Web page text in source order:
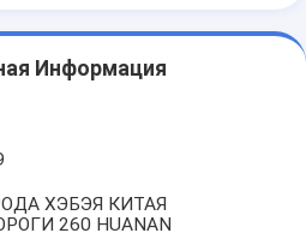
Информация
ХЭБЭЯ КИТАЯ
260 HUANAN